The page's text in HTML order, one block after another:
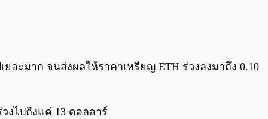
อะมาก จนส่งผลให้ราคาเหรียญ ETH ร่วงลงมาถึง 0.10
งไปถึงแค่ 13 ดอลลาร์